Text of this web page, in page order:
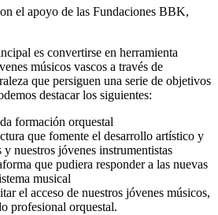
el apoyo de las Fundaciones BBK,
es convertirse en herramienta
músicos vascos a través de
que persiguen una serie de objetivos
destacar los siguientes:
formación orquestal
que fomente el desarrollo artístico y
y nuestros jóvenes instrumentistas
que pudiera responder a las nuevas
musical
el acceso de nuestros jóvenes músicos,
profesional orquestal.